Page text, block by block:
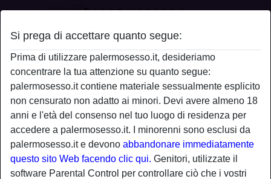
Si prega di accettare quanto segue:
Prima di utilizzare palermosesso.it, desideriamo
concentrare la tua attenzione su quanto segue:
palermosesso.it contiene materiale sessualmente esplicito
non censurato non adatto ai minori. Devi avere almeno 18
anni e l'età del consenso nel tuo luogo di residenza per
accedere a palermosesso.it. I minorenni sono esclusi da
palermosesso.it e devono abbandonare immediatamente
questo sito Web facendo clic qui. Genitori, utilizzate il
software Parental Control per controllare ciò che i vostri
Profilo di Stimolatrice1
radio_button_checked